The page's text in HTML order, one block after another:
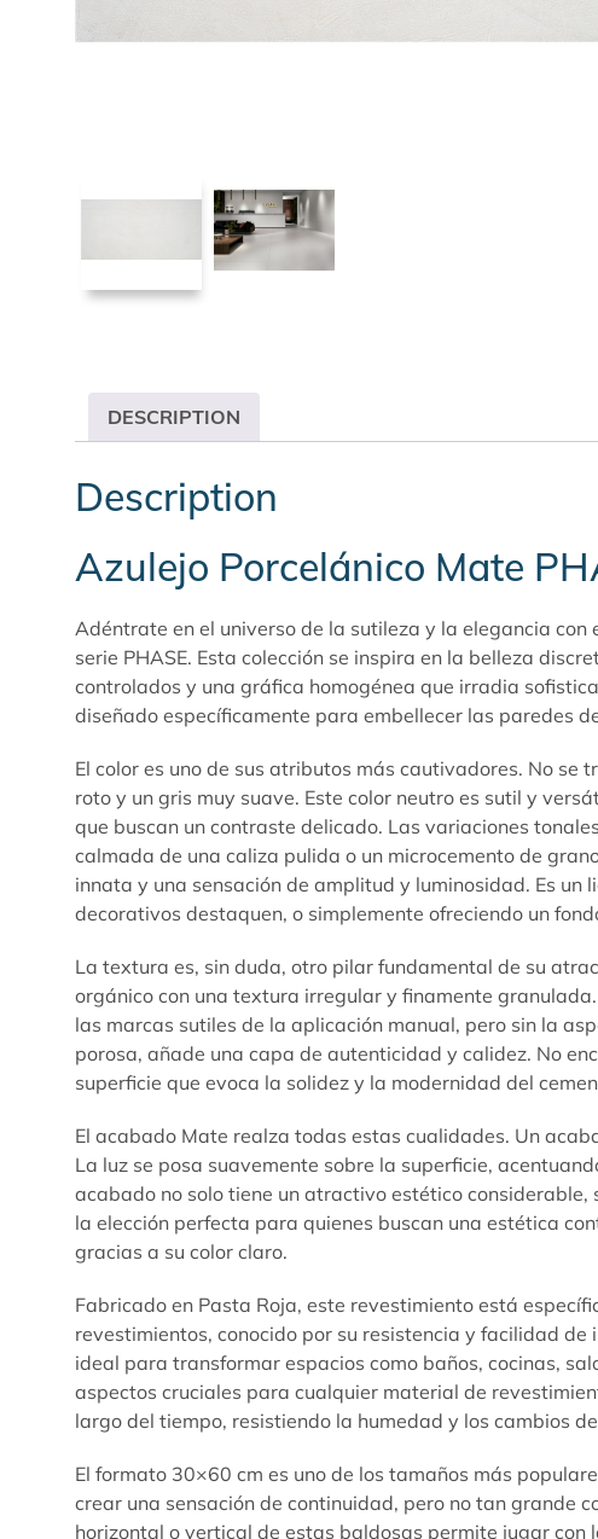
DESCRIPTION
Description
Azulejo Porcelánico Mate
Adéntrate en el universo de la sutileza y la elegancia
serie PHASE. Esta colección se inspira en la belleza
controlados y una gráfica homogénea que irradia
diseñado específicamente para embellecer las paredes
El color es uno de sus atributos más cautivadores. No
roto y un gris muy suave. Este color neutro es sutil y
que buscan un contraste delicado. Las variaciones
calmada de una caliza pulida o un microcemento de
innata y una sensación de amplitud y luminosidad. Es
decorativos destaquen, o simplemente ofreciendo un
La textura es, sin duda, otro pilar fundamental de su
orgánico con una textura irregular y finamente
las marcas sutiles de la aplicación manual, pero sin la
porosa, añade una capa de autenticidad y calidez. No
superficie que evoca la solidez y la modernidad del
El acabado Mate realza todas estas cualidades. Un
La luz se posa suavemente sobre la superficie,
acabado no solo tiene un atractivo estético
la elección perfecta para quienes buscan una estética
gracias a su color claro.
Fabricado en Pasta Roja, este revestimiento está
revestimientos, conocido por su resistencia y facilidad
ideal para transformar espacios como baños, cocinas,
aspectos cruciales para cualquier material de
largo del tiempo, resistiendo la humedad y los cambios
El formato 30×60 cm es uno de los tamaños más
crear una sensación de continuidad, pero no tan grande
horizontal o vertical de estas baldosas permite jugar